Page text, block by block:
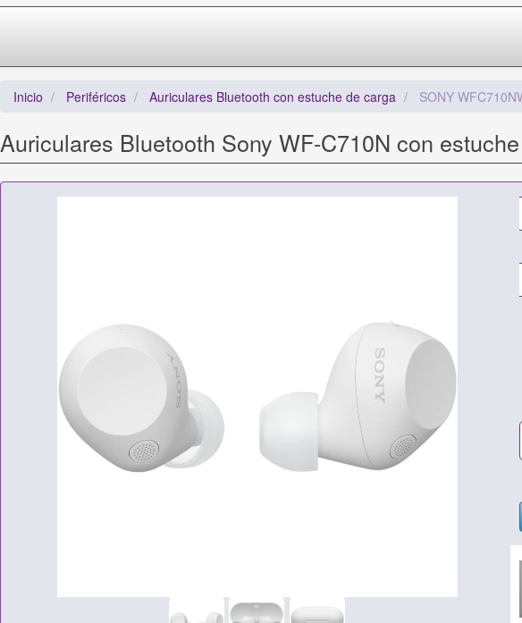
Inicio Periféricos Auriculares Bluetooth con estuche de carga SONY
Auriculares Bluetooth Sony WF-C710N con